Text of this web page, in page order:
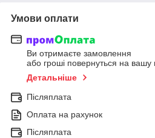
Умови оплати
Ви отримаєте замовлення
або гроші повернуться на вашу
Детальніше
Післяплата
Оплата на рахунок
Післяплата